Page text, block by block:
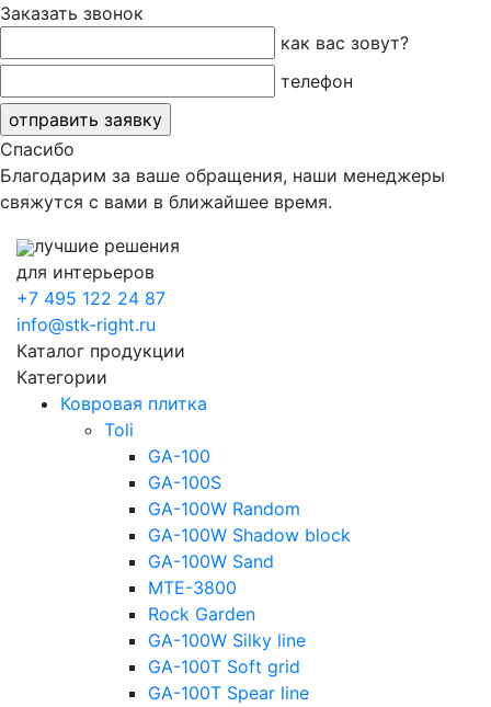
Заказать звонок
как вас зовут?
телефон
Спасибо
Благодарим за ваше обращения, наши менеджеры
свяжутся с вами в ближайшее время.
лучшие решения
для интерьеров
+7 495 122 24 87
info@stk-right.ru
Каталог продукции
Категории
Ковровая плитка
Toli
GA-100
GA-100S
GA-100W Random
GA-100W Shadow block
GA-100W Sand
MTE-3800
Rock Garden
GA-100W Silky line
GA-100T Soft grid
GA-100T Spear line